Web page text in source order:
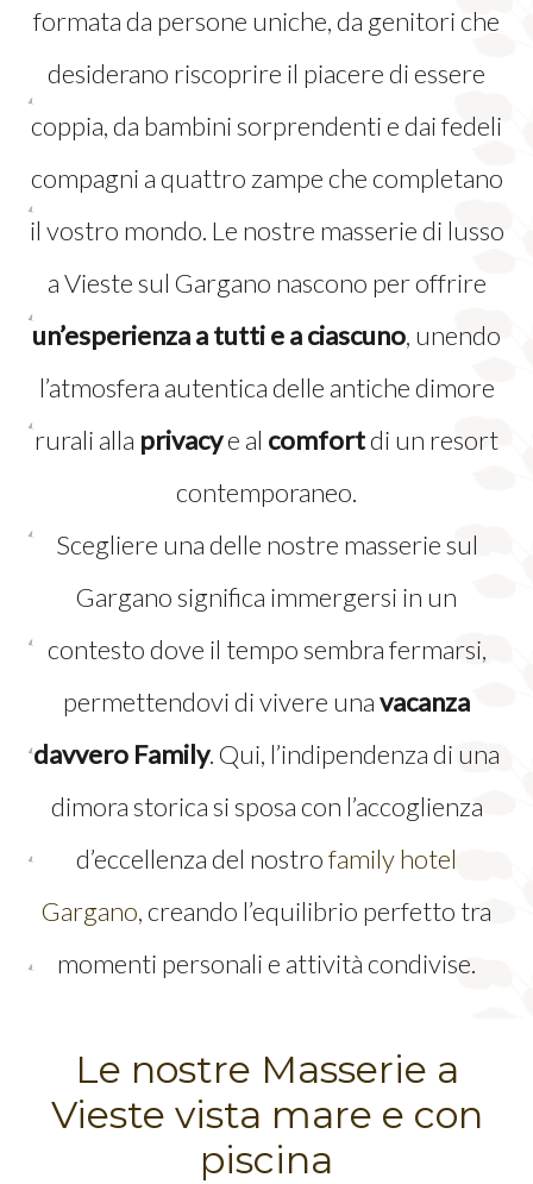
formata da persone uniche, da genitori che
desiderano riscoprire il piacere di essere
coppia, da bambini sorprendenti e dai fedeli
compagni a quattro zampe che completano
il vostro mondo. Le nostre masserie di lusso
a Vieste sul Gargano nascono per offrire
un’esperienza a tutti e a ciascuno, unendo
l’atmosfera autentica delle antiche dimore
rurali alla privacye al comfortdi un resort
contemporaneo.
Scegliere una delle nostre masserie sul
Gargano significa immergersi in un
contesto dove il tempo sembra fermarsi,
permettendovi di vivere unavacanza
davvero Family. Qui, l’indipendenza di una
dimora storica si sposa con l’accoglienza
d’eccellenza del nostrofamily hotel
Gargano, creando l’equilibrio perfetto tra
momenti personali e attività condivise.
Le nostre Masserie a
Vieste vista mare e con
piscina